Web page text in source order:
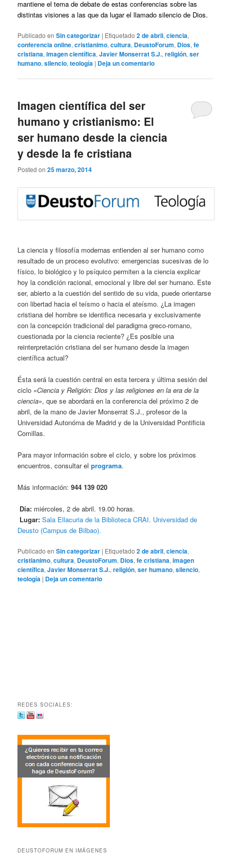
mantiene el tema de debate de estas conferencias sobre las
distintas visiones a las que da lugar el llamado silencio de Dios.
Publicado en Sin categorizar | Etiquetado 2 de abril,ciencia,
conferencia online,cristianimo,cultura, DeustoForum, Dios,fe
cristiana,imagen científica,Javier Monserrat S.J.,religión,ser
humano,silencio,teología | Deja un comentario
Imagen científica del ser
humano y cristianismo: El
ser humano desde la ciencia
y desde la fe cristiana
Posted on25 marzo, 2014
La ciencia y filosofía modernas entienden al ser humano como
resultado de un proceso evolutivo: emergencias sucesivas de lo
físico, lo biológico y lo psíquico permiten a la ciencia explicar
hoy la condición racional, emocional y libre del ser humano. Este
ser, abierto a la cuestión del sentido de su vida, puede orientarse
con libertad hacia el teísmo o hacia el ateísmo. ¿La imagen
cristiana del hombre se identifica necesaria y exclusivamente
con la concepción tradicional del paradigma greco-romano,
cuestionada por la ciencia reciente? ¿Es posible una
reinterpretación cristiana del ser humano desde la imagen
científica actual?
Ésta será la cuestión central en esta tercera y última sesión del
ciclo «Ciencia y Religión: Dios y las religiones en la era de la
ciencia», que se abordará en la conferencia del próximo 2 de
abril, de la mano de Javier Monserrat S.J., profesor de la
Universidad Autonóma de Madrid y de la Universidad Pontificia
Comillas.
Para mayor información sobre el ciclo, y sobre los próximos
encuentros, consultar elprograma.
Más información:944 139 020
Día: miércoles, 2 de abril. 19.00 horas.
Lugar: Sala Ellacuria de la Biblioteca CRAI. Universidad de
Deusto (Campus de Bilbao).
Publicado en Sin categorizar | Etiquetado 2 de abril,ciencia,
cristianimo,cultura, DeustoForum, Dios,fe cristiana,imagen
científica,Javier Monserrat S.J.,religión,ser humano,silencio,
teología | Deja un comentario
REDES SOCIALES:
DEUSTOFORUM EN IMÁGENES